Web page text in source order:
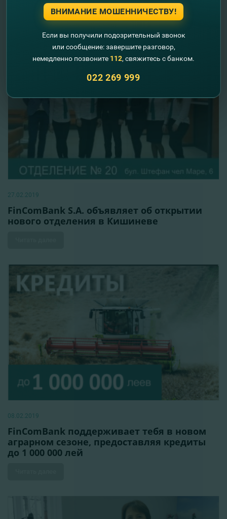
Читать далее
27.02.2019
FinComBank S.A. объявляет об открытии
нового отделения в Кишиневе
08.02.2019
FinComBank поддерживает тебя в новом
аграрном сезоне, предоставляя кредиты
до 1 000 000 лей
ВНИМАНИЕ МОШЕННИЧЕСТВУ!
Если вы получили подозрительный звонок
или сообщение: завершите разговор,
немедленно позвоните 112, свяжитесь с банком.
022 269 999